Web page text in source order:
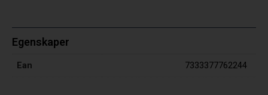
Egenskaper
Ean 7333377762244